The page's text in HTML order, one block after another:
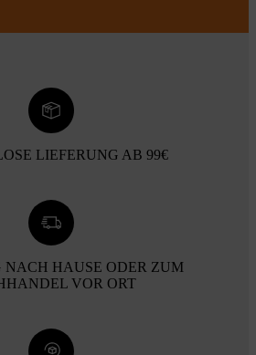
LIEFERUNG AB 99€
NACH HAUSE ODER ZUM
VOR ORT